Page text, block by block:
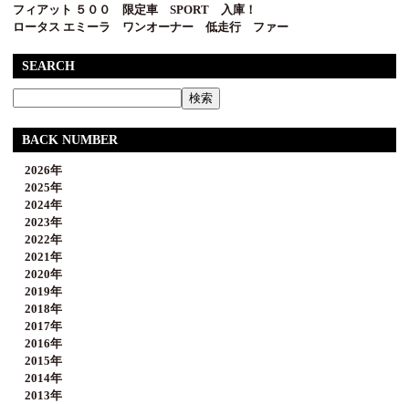
フィアット ５００ 限定車 SPORT 入庫！
ロータス エミーラ ワンオーナー 低走行 ファー
SEARCH
BACK NUMBER
2026年
2025年
2024年
2023年
2022年
2021年
2020年
2019年
2018年
2017年
2016年
2015年
2014年
2013年